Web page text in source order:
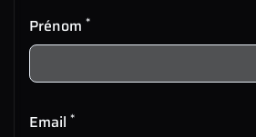
Prénom *
Email *